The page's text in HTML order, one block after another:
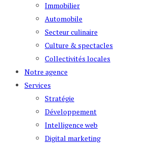
Immobilier
Automobile
Secteur culinaire
Culture & spectacles
Collectivités locales
Notre agence
Services
Stratégie
Développement
Intelligence web
Digital marketing